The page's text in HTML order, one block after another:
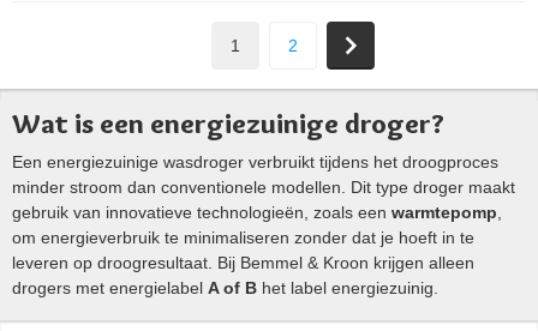
1 2
Wat is een energiezuinige droger?
Een energiezuinige wasdroger verbruikt tijdens het droogproces
minder stroom dan conventionele modellen. Dit type droger maakt
gebruik van innovatieve technologieën, zoals een warmtepomp
om energieverbruik te minimaliseren zonder dat je hoeft in te
leveren op droogresultaat. Bij Bemmel & Kroon krijgen alleen
drogers met energielabel A of B het label energiezuinig.